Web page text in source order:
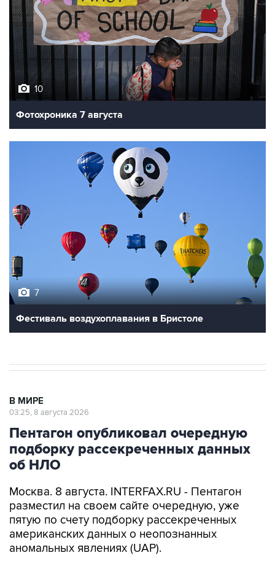
10
Фотохроника 7 августа
Фестиваль воздухоплавания в Бристоле
Пентагон опубликовал очередную
подборку рассекреченных данных
об НЛО
Москва. 8 августа. INTERFAX.RU - Пентагон
пятую по счету подборку рассекреченных
американских данных о неопознанных
аномальных явлениях (UAP).
"Министерство войны публикует пятую часть